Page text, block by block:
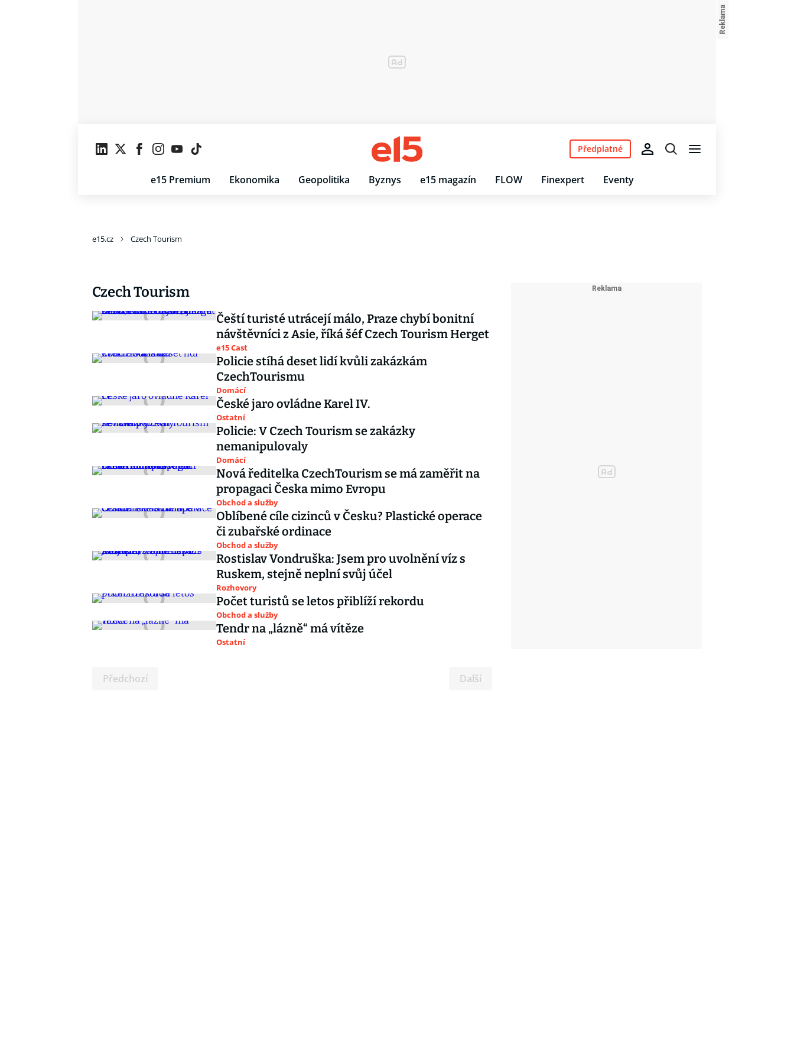
e15 Premium Ekonomika Geopolitika Byznys e15 magazín FLOW Finexpert Eventy
Předplatné
e15.cz Czech Tourism
Czech Tourism
Čeští turisté utrácejí málo, Praze chybí bonitní
návštěvníci z Asie, říká šéf Czech Tourism Herget
e15 Cast
Policie stíhá deset lidí kvůli zakázkám
CzechTourismu
Domácí
České jaro ovládne Karel IV.
Ostatní
Policie: V Czech Tourism se zakázky
nemanipulovaly
Domácí
Nová ředitelka CzechTourism se má zaměřit na
propagaci Česka mimo Evropu
Obchod a služby
Oblíbené cíle cizinců v Česku? Plastické operace
či zubařské ordinace
Obchod a služby
Rostislav Vondruška: Jsem pro uvolnění víz s
Ruskem, stejně neplní svůj účel
Rozhovory
Počet turistů se letos přiblíží rekordu
Obchod a služby
Tendr na „lázně“ má vítěze
Ostatní
Předchozí Další